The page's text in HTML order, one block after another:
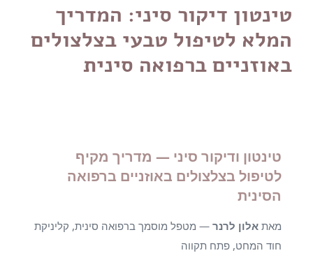
טינטון דיקור סיני: המדריך
המלא לטיפול טבעי בצלצולים
באוזניים ברפואה סינית
טינטון ודיקור סיני — מדריך מקיף
לטיפול בצלצולים באוזניים ברפואה
הסינית
מאת אלון לרנר — מטפל מוסמך ברפואה סינית, קליניקת
חוד המחט, פתח תקווה